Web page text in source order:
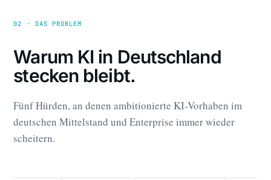
02 · DAS PROBLEM
Warum KI in Deutschland
stecken bleibt.
Fünf Hürden, an denen ambitionierte KI-Vorhaben im
deutschen Mittelstand und Enterprise immer wieder
scheitern.